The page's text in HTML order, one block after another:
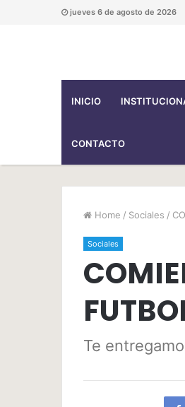
jueves 6 de agosto de 2026
INICIO
CONTACTO
Home / Sociales /
Sociales
Te